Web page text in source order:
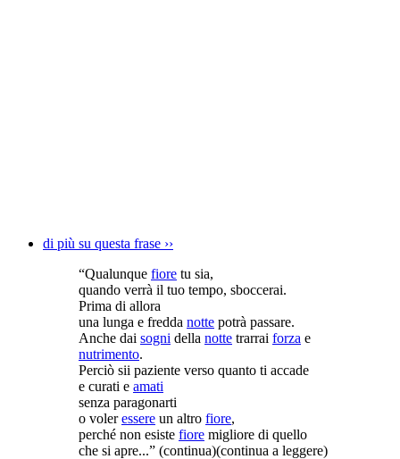
di più su questa frase ››
“Qualunque fiore tu sia,
quando verrà il tuo tempo, sboccerai.
Prima di allora
una lunga e fredda notte potrà passare.
Anche dai sogni della notte trarrai forza e
nutrimento.
Perciò sii paziente verso quanto ti accade
e curati e amati
senza paragonarti
o voleressere un altro fiore,
perché non esiste fiore migliore di quello
che si apre...” (continua)(continua a leggere)